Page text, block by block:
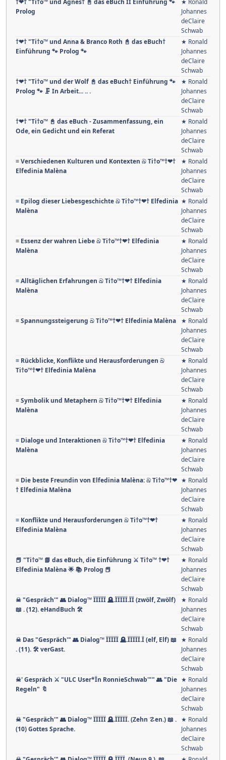
†❤† "Ti†o™ und Agnes† 📓 das eBuch ÏÏ Einführung 🐾
Prolog
★ Ronald
Johannes
deClaire
Schwab
†❤† "Ti†o™ und Anna & Branco Roth 📓 das eBuch†
Einführung 🐾 Prolog 🐾
★ Ronald
Johannes
deClaire
Schwab
†❤† "Ti†o™ und der Wolf 📓 das eBuch† Einführung 🐾
Prolog 🐾 🗜 In Arbeit... .. .
★ Ronald
Johannes
deClaire
Schwab
†❤† "Ti†o™ 📓 das eBuch - Zusammenfassung, ein
Ode, ein Gedicht und ein Referat
★ Ronald
Johannes
deClaire
Schwab
≡ Verschiedenen Kulturen und Kontexten බ Ti†o™†❤†
Elfedinia Malèna
★ Ronald
Johannes
deClaire
Schwab
≡ Epilog dieser Liebesgeschichte බ Ti†o™†❤† Elfedinia
Malèna
★ Ronald
Johannes
deClaire
Schwab
≡ Essenz der wahren Liebe බ Ti†o™†❤† Elfedinia
Malèna
★ Ronald
Johannes
deClaire
Schwab
≡ Alltäglichen Erfahrungen බ Ti†o™†❤† Elfedinia
Malèna
★ Ronald
Johannes
deClaire
Schwab
≡ Spannungssteigerung බ Ti†o™†❤† Elfedinia Malèna
★ Ronald
Johannes
deClaire
Schwab
≡ Rückblicke, Konflikte und Herausforderungen බ
Ti†o™†❤† Elfedinia Malèna
★ Ronald
Johannes
deClaire
Schwab
≡ Symbolik und Metaphern බ Ti†o™†❤† Elfedinia
Malèna
★ Ronald
Johannes
deClaire
Schwab
≡ Dialoge und Interaktionen බ Ti†o™†❤† Elfedinia
Malèna
★ Ronald
Johannes
deClaire
Schwab
≡ Die beste Freundin von Elfedinia Malèna: බ Ti†o™†❤
† Elfedinia Malèna
★ Ronald
Johannes
deClaire
Schwab
≡ Konflikte und Herausforderungen බ Ti†o™†❤†
Elfedinia Malèna
★ Ronald
Johannes
deClaire
Schwab
📕 "Ti†o™ 📗 das eBuch, die Einführung ⚔ Ti†o™ †❤†
Elfedinia Malèna 🌟 📚 Prolog 📕
★ Ronald
Johannes
deClaire
Schwab
☠ "Gespräch'" 👥 Dialog™ ÏÏÏÏÏ 🪦.ÏÏÏÏÏ.ÏÏ (zwölf, Zwölf)
📖 . (12). eHandBuch 🛠
★ Ronald
Johannes
deClaire
Schwab
☠ Das "Gespräch'" 👥 Dialog™ ÏÏÏÏÏ 🪦.ÏÏÏÏÏ.Ï (elf, Elf) 📖
. (11). 🛠 verGast.
★ Ronald
Johannes
deClaire
Schwab
☠' Gespräch ⚔ "ULC User*Ïn RonnieSchwab'"" 👥 "Die
Regeln" 🔖
★ Ronald
Johannes
deClaire
Schwab
☠ "Gespräch'" 👥 Dialog™ ÏÏÏÏÏ 🪦.ÏÏÏÏÏ. (Zehn ☡en.) 📖 .
(10) Gottes Sprache.
★ Ronald
Johannes
deClaire
Schwab